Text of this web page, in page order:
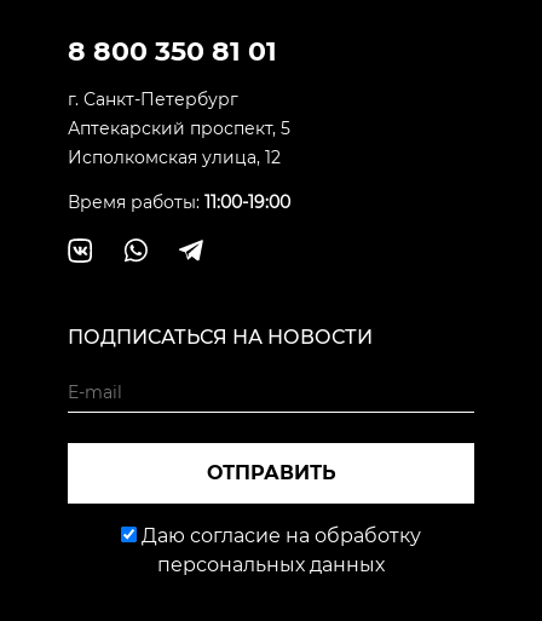
8 800 350 81 01
г. Санкт-Петербург
Аптекарский проспект, 5
Исполкомская улица, 12
Время работы: 11:00-19:00
ПОДПИСАТЬСЯ НА НОВОСТИ
ОТПРАВИТЬ
Даю согласие на обработку
персональных данных